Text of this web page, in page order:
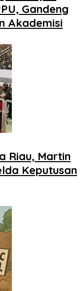
Gandeng
Akademisi
Riau, Martin
Keputusan